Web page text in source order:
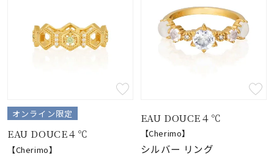
オンライン限定
EAU DOUCE４℃
【Cherimo】
EAU DOUCE４℃
【Cherimo】
シルバー リング